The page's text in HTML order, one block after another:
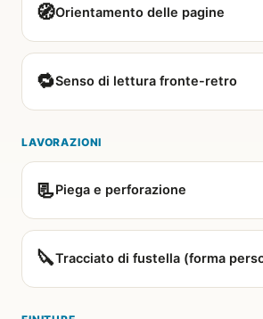
🧭Orientamento delle pagine
🔁Senso di lettura fronte-retro
LAVORAZIONI
📃Piega e perforazione
🔪Tracciato di fustella (forma